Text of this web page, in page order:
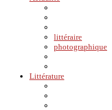
littéraire
photographique
Littérature